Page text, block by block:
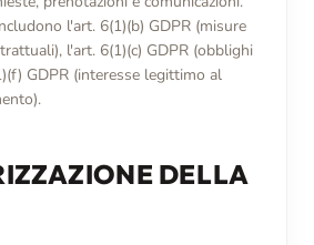
l'art. 6(1)(b) GDPR (misure
l'art. 6(1)(c) GDPR (obblighi
GDPR (interesse legittimo al
DELLA